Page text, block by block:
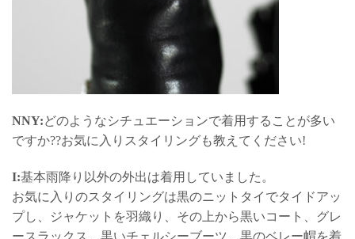
NNY:どのようなシチュエーションで着用することが多い
ですか??お気に入りスタイリングも教えてください!
I:基本雨降り以外の外出は着用していました。
お気に入りのスタイリングは黒のニットタイでタイドアッ
プし、ジャケットを羽織り、その上から黒いコート、グレ
ースラックス、黒いチェルシーブーツ、黒のベレー帽を着